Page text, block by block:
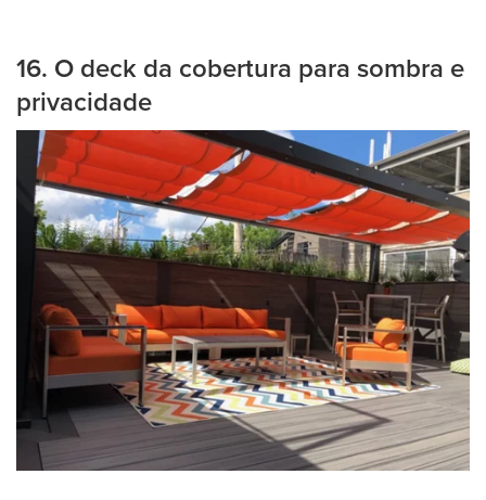
16. O deck da cobertura para sombra e
privacidade